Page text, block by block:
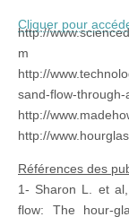
Cliquer pour
http://
m
http://
sand-flow-
http://
http://
Références des
1- Sharon L. et
flow: The hour-